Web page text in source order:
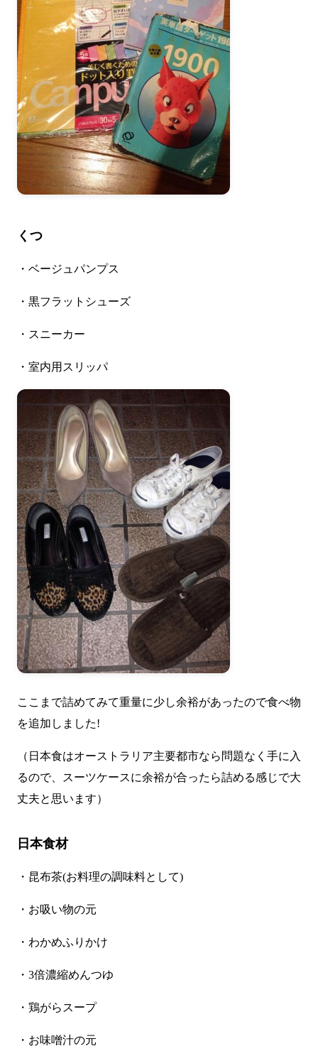
くつ
・ベージュパンプス
・黒フラットシューズ
・スニーカー
・室内用スリッパ
ここまで詰めてみて重量に少し余裕があったので食べ物
を追加しました!
（日本食はオーストラリア主要都市なら問題なく手に入
るので、スーツケースに余裕が合ったら詰める感じで大
丈夫と思います）
日本食材
・昆布茶(お料理の調味料として)
・お吸い物の元
・わかめふりかけ
・3倍濃縮めんつゆ
・鶏がらスープ
・お味噌汁の元